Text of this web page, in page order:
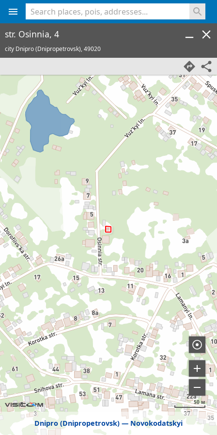
Dnipro (Dnipropetrovsk) Novokodatskyi
50 м
str. Osinnia, 4
city Dnipro (Dnipropetrovsk),49020
<% console.log(hcard) %>